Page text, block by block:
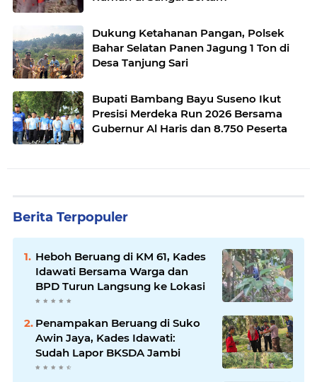
Dukung Ketahanan Pangan, Polsek
Bahar Selatan Panen Jagung 1 Ton di
Desa Tanjung Sari
Bupati Bambang Bayu Suseno Ikut
Presisi Merdeka Run 2026 Bersama
Gubernur Al Haris dan 8.750 Peserta
Berita Terpopuler
Heboh Beruang di KM 61, Kades
Idawati Bersama Warga dan
BPD Turun Langsung ke Lokasi
Penampakan Beruang di Suko
Awin Jaya, Kades Idawati:
Sudah Lapor BKSDA Jambi